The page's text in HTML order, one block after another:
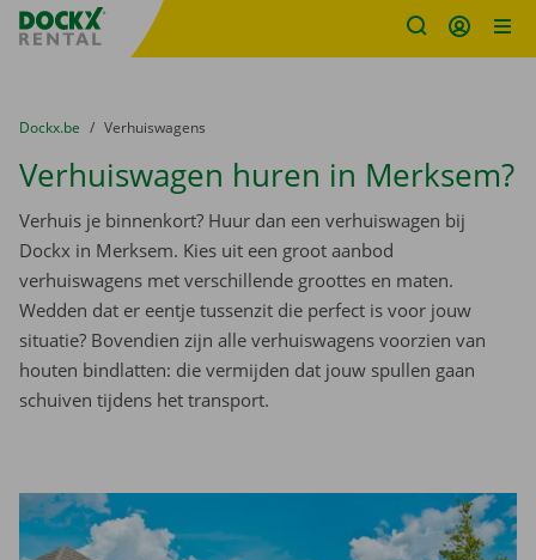
Fratello DEMO
U bevindt zich hier:
van
Dockx.be naar
Verhuiswagens
Verhuiswagen huren in Merksem?
Verhuis je binnenkort? Huur dan een verhuiswagen bij
Dockx in Merksem. Kies uit een groot aanbod
verhuiswagens met verschillende groottes en maten.
Wedden dat er eentje tussenzit die perfect is voor jouw
situatie? Bovendien zijn alle verhuiswagens voorzien van
houten bindlatten: die vermijden dat jouw spullen gaan
schuiven tijdens het transport.